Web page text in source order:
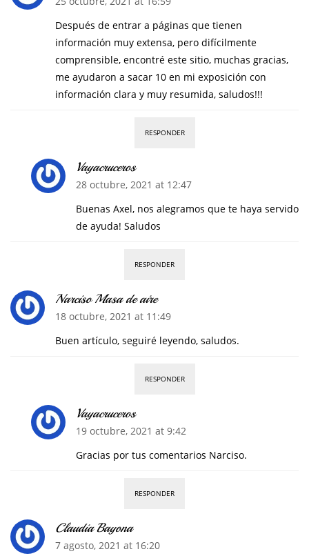
Después de entrar a páginas que tienen
información muy extensa, pero difícilmente
comprensible, encontré este sitio, muchas gracias,
me ayudaron a sacar 10 en mi exposición con
información clara y muy resumida, saludos!!!
RESPONDER
Vayacruceros
28 octubre, 2021 at 12:47
Buenas Axel, nos alegramos que te haya servido
de ayuda! Saludos
RESPONDER
Narciso Masa de aire
18 octubre, 2021 at 11:49
Buen artículo, seguiré leyendo, saludos.
RESPONDER
Vayacruceros
19 octubre, 2021 at 9:42
Gracias por tus comentarios Narciso.
RESPONDER
Claudia Bayona
7 agosto, 2021 at 16:20